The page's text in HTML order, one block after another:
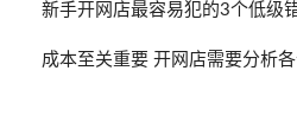
新手开网店最容易犯的3个低级
成本至关重要 开网店需要分析